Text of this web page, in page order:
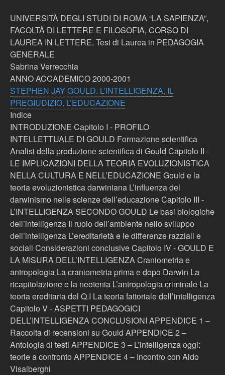
UNIVERSITÀ DEGLI STUDI DI ROMA “LA SAPIENZA”,
FACOLTÀ DI LETTERE E FILOSOFIA, CORSO DI
LAUREA IN LETTERE. Tesi di Laurea in PEDAGOGIA
GENERALE
Sabrina Verrecchia
ANNO ACCADEMICO 2000-2001
STEPHEN JAY GOULD. L’INTELLIGENZA, IL
PREGIUDIZIO, L’EDUCAZIONE
Indice
INTRODUZIONE Capitolo I - PROFILO
INTELLETTUALE DI GOULD Formazione scientifica
Analisi della produzione scientifica di Gould Capitolo II -
LE IMPLICAZIONI DELLA TEORIA EVOLUZIONISTICA
NELLA CULTURA E NELL’EDUCAZIONE Gould e la
teoria evoluzionistica darwiniana L’influenza del
darwinismo nelle scienze dell’educazione Capitolo III -
L’INTELLIGENZA SECONDO GOULD Le basi biologiche
dell’intelligenza Il ruolo dell’ambiente nello sviluppo
dell’intelligenza L’ereditarietà e le differenze razziali e
sociali Considerazioni conclusive Capitolo IV - GOULD E
LA MISURA DELL’INTELLIGENZA Craniometria e
antropologia La craniometria prima e dopo Darwin La
ricapitolazione e la neotenia L’antropologia criminale La
teoria ereditaria del Q.I La teoria fattoriale dell’intelligenza
Capitolo V - ASPETTI PEDAGOGICI
DELL’INTELLIGENZA CONCLUSIONI APPENDICE 1 –
Raccolta di recensioni su Gould APPENDICE 2 –
Antologia di testi APPENDICE 3 – L’intelligenza oggi:
teorie a confronto APPENDICE 4 – Incontro con Aldo
Visalberghi